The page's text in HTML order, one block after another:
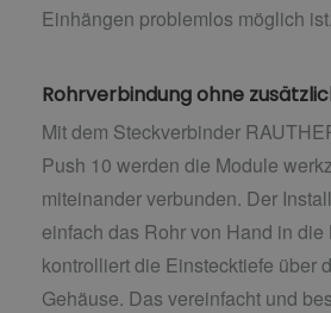
Einhängen problemlos möglich ist.
Rohrverbindung ohne
Mit dem Steckverbinder
Push 10 werden die Module
miteinander verbunden. Der
einfach das Rohr von Hand in
kontrolliert die Einstecktiefe über
Gehäuse. Das vereinfacht und